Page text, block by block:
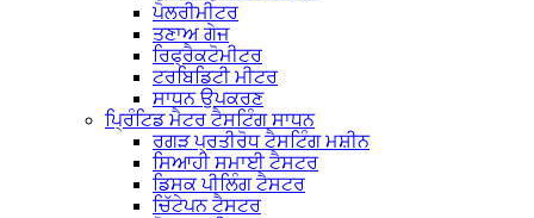
ਪੋਲਰੀਮੀਟਰ
ਤਣਾਅ ਗੇਜ
ਰਿਫ੍ਰੈਕਟੋਮੀਟਰ
ਟਰਬਿਡਿਟੀ ਮੀਟਰ
ਸਾਧਨ ਉਪਕਰਣ
ਪ੍ਰਿੰਟਿਡ ਮੈਟਰ ਟੈਸਟਿੰਗ ਸਾਧਨ
ਰਗੜ ਪ੍ਰਤੀਰੋਧ ਟੈਸਟਿੰਗ ਮਸ਼ੀਨ
ਸਿਆਹੀ ਸਮਾਈ ਟੈਸਟਰ
ਡਿਸਕ ਪੀਲਿੰਗ ਟੈਸਟਰ
ਚਿੱਟੇਪਨ ਟੈਸਟਰ